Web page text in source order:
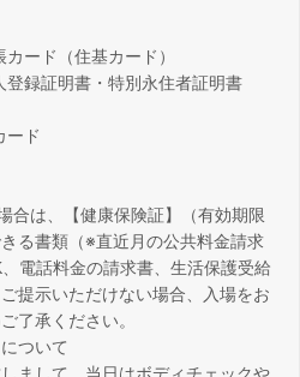
ード（住基カード）
録証明書・特別永住者証明書
ド
は、【健康保険証】（有効期限
る書類（※直近月の公共料金請求
電話料金の請求書、生活保護受給
提示いただけない場合、入場をお
了承ください。
ついて